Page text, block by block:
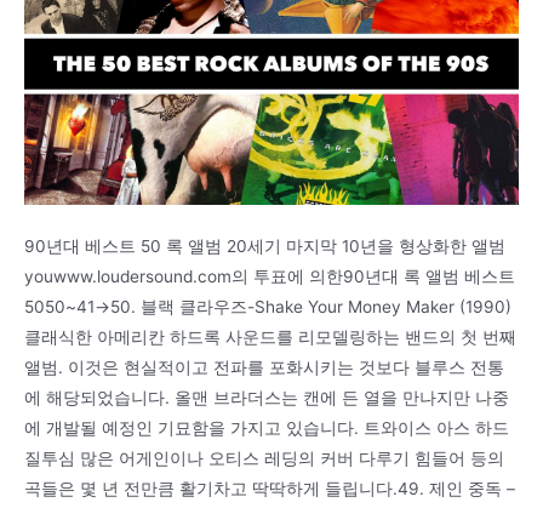
90년대 베스트 50 록 앨범 20세기 마지막 10년을 형상화한 앨범
youwww.loudersound.com의 투표에 의한90년대 록 앨범 베스트
5050~41→50. 블랙 클라우즈-Shake Your Money Maker (1990)
클래식한 아메리칸 하드록 사운드를 리모델링하는 밴드의 첫 번째
앨범. 이것은 현실적이고 전파를 포화시키는 것보다 블루스 전통
에 해당되었습니다. 올맨 브라더스는 캔에 든 열을 만나지만 나중
에 개발될 예정인 기묘함을 가지고 있습니다. 트와이스 아스 하드
질투심 많은 어게인이나 오티스 레딩의 커버 다루기 힘들어 등의
곡들은 몇 년 전만큼 활기차고 딱딱하게 들립니다.49. 제인 중독 –